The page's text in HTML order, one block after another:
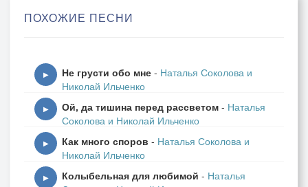
Им насрать до горячих всех точек.
Там воюют одни «контрабасы»…
Врали сволочи, в этом весьма преуспев,
Под гребёнку всех гнали на «мясо»…
Тот призыв будет видно до гроба со мной –
20-ть «духов» – за них я в ответе.
Им сказал – кто решит, что он рейнджер-герой –
ПОХОЖИЕ ПЕСНИ
▶ Не грусти обо мне - Наталья Соколова и
Николай Ильченко
▶ Ой, да тишина перед рассветом - Наталья
Соколова и Николай Ильченко
▶ Как много споров - Наталья Соколова и
Николай Ильченко
▶ Колыбельная для любимой - Наталья